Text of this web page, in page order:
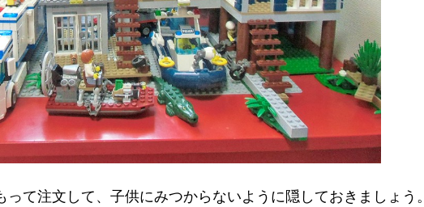
て注文して、子供にみつからないように隠しておきましょう。